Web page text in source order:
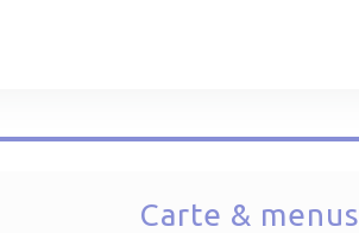
Carte & menus